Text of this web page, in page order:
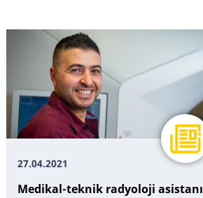
27.04.2021
Medikal-teknik radyoloji asistanı